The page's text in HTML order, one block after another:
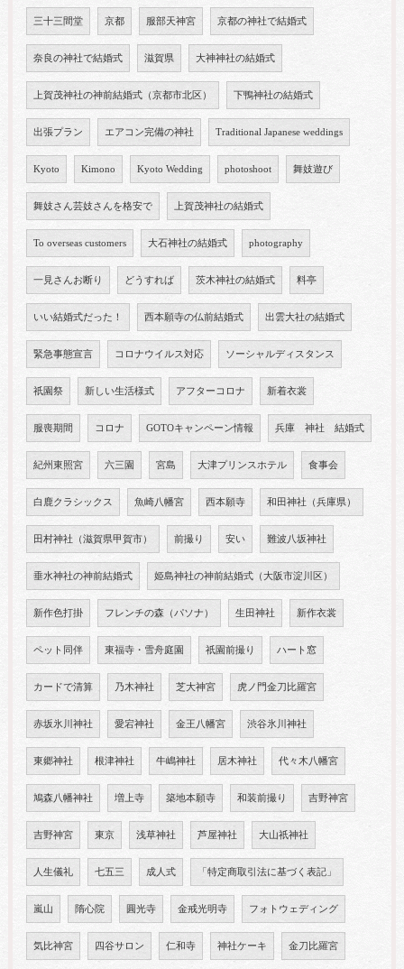
三十三間堂 京都 服部天神宮 京都の神社で結婚式
奈良の神社で結婚式 滋賀県 大神神社の結婚式
上賀茂神社の神前結婚式（京都市北区） 下鴨神社の結婚式
出張プラン エアコン完備の神社 Traditional Japanese weddings
Kyoto Kimono Kyoto Wedding photoshoot 舞妓遊び
舞妓さん芸妓さんを格安で 上賀茂神社の結婚式
To overseas customers 大石神社の結婚式 photography
一見さんお断り どうすれば 茨木神社の結婚式 料亭
いい結婚式だった！ 西本願寺の仏前結婚式 出雲大社の結婚式
緊急事態宣言 コロナウイルス対応 ソーシャルディスタンス
祇園祭 新しい生活様式 アフターコロナ 新着衣裳
服喪期間 コロナ GOTOキャンペーン情報 兵庫 神社 結婚式
紀州東照宮 六三園 宮島 大津プリンスホテル 食事会
白鹿クラシックス 魚崎八幡宮 西本願寺 和田神社（兵庫県）
田村神社（滋賀県甲賀市） 前撮り 安い 難波八坂神社
垂水神社の神前結婚式 姫島神社の神前結婚式（大阪市淀川区）
新作色打掛 フレンチの森（パソナ） 生田神社 新作衣裳
ペット同伴 東福寺・雪舟庭園 祇園前撮り ハート窓
カードで清算 乃木神社 芝大神宮 虎ノ門金刀比羅宮
赤坂氷川神社 愛宕神社 金王八幡宮 渋谷氷川神社
東郷神社 根津神社 牛嶋神社 居木神社 代々木八幡宮
鳩森八幡神社 増上寺 築地本願寺 和装前撮り 吉野神宮
吉野神宮 東京 浅草神社 芦屋神社 大山祇神社
人生儀礼 七五三 成人式 「特定商取引法に基づく表記」
嵐山 隋心院 圓光寺 金戒光明寺 フォトウェディング
気比神宮 四谷サロン 仁和寺 神社ケーキ 金刀比羅宮